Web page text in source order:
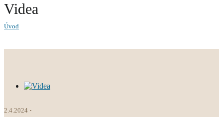
Videa
Úvod
2.4.2024